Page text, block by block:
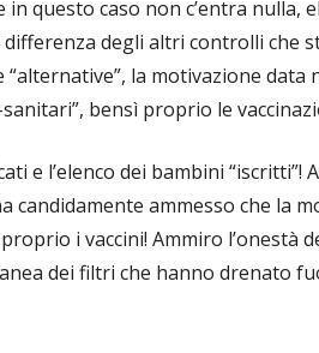
questo caso non c’entra nulla,
differenza degli altri controlli che
la motivazione data
bensì proprio le
e l’elenco dei bambini “iscritti”!
candidamente ammesso che la
i vaccini! Ammiro l’onestà
dei filtri che hanno drenato